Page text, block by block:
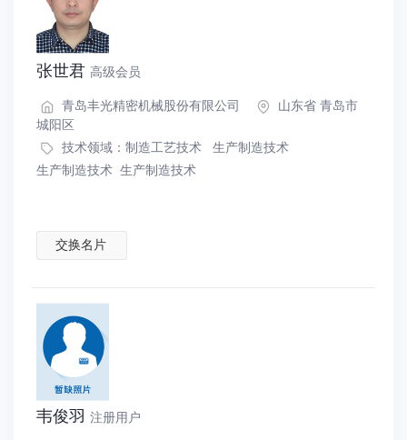
张世君 高级会员
青岛丰光精密机械股份有限公司
山东省 青岛市
城阳区
技术领域： 制造工艺技术 生产制造技术
生产制造技术 生产制造技术
交换名片
韦俊羽 注册用户